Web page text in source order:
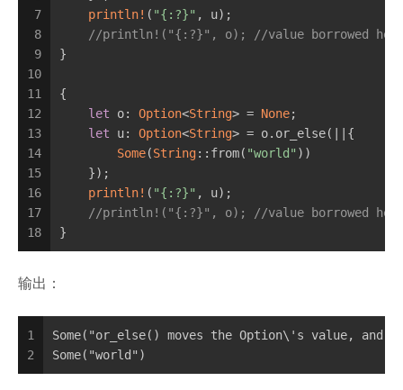
7
8
9
10
11
12
13
14
15
16
17
18
println! ( "{:?}" , u);
//println!("{:?}", o); //value borrowed here
}
{
let o: Option<String> = None;
let u: Option<String> = o.or_else(||{
Some(String::from( "world" ))
    });
println! ( "{:?}" , u);
//println!("{:?}", o); //value borrowed here
}
输出：
1
2
Some("or_else() moves the Option\'s value,
Some("world")